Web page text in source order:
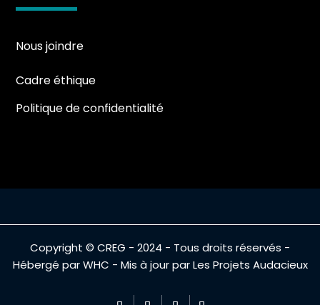
Nous joindre
Cadre éthique
Politique de confidentialité
Copyright © CREG - 2024 - Tous droits réservés -
Hébergé par WHC - Mis à jour par Les Projets Audacieux